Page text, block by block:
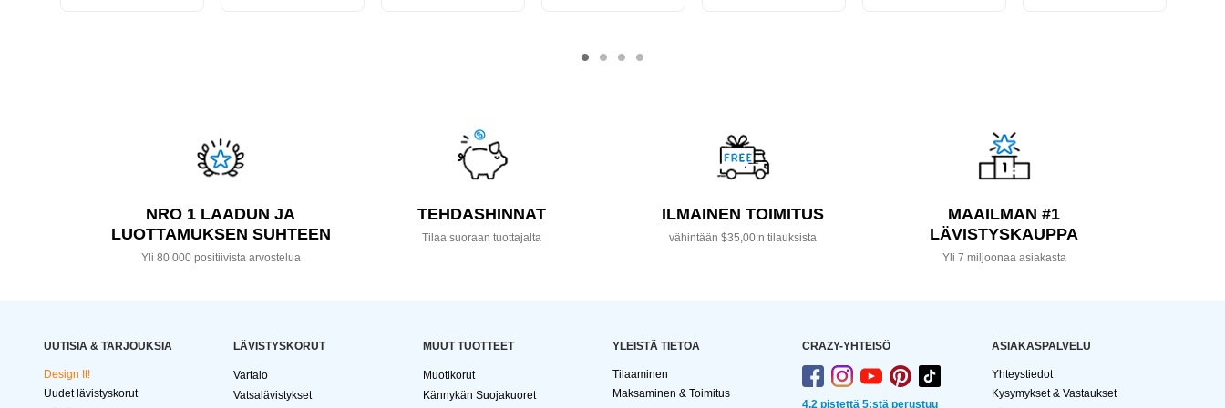
NRO 1 LAADUN JA
LUOTTAMUKSEN SUHTEEN
Yli 80 000 positiivista arvostelua
TEHDASHINNAT
Tilaa suoraan tuottajalta
ILMAINEN TOIMITUS
vähintään $35,00:n tilauksista
MAAILMAN #1
LÄVISTYSKAUPPA
Yli 7 miljoonaa asiakasta
UUTISIA & TARJOUKSIA
Design It!
Uudet lävistyskorut
LÄVISTYSKORUT
Vartalo
Vatsalävistykset
MUUT TUOTTEET
Muotikorut
Kännykän Suojakuoret
YLEISTÄ TIETOA
Tilaaminen
Maksaminen & Toimitus
CRAZY-YHTEISÖ
4,2 pistettä 5:stä perustuu
ASIAKASPALVELU
Yhteystiedot
Kysymykset & Vastaukset